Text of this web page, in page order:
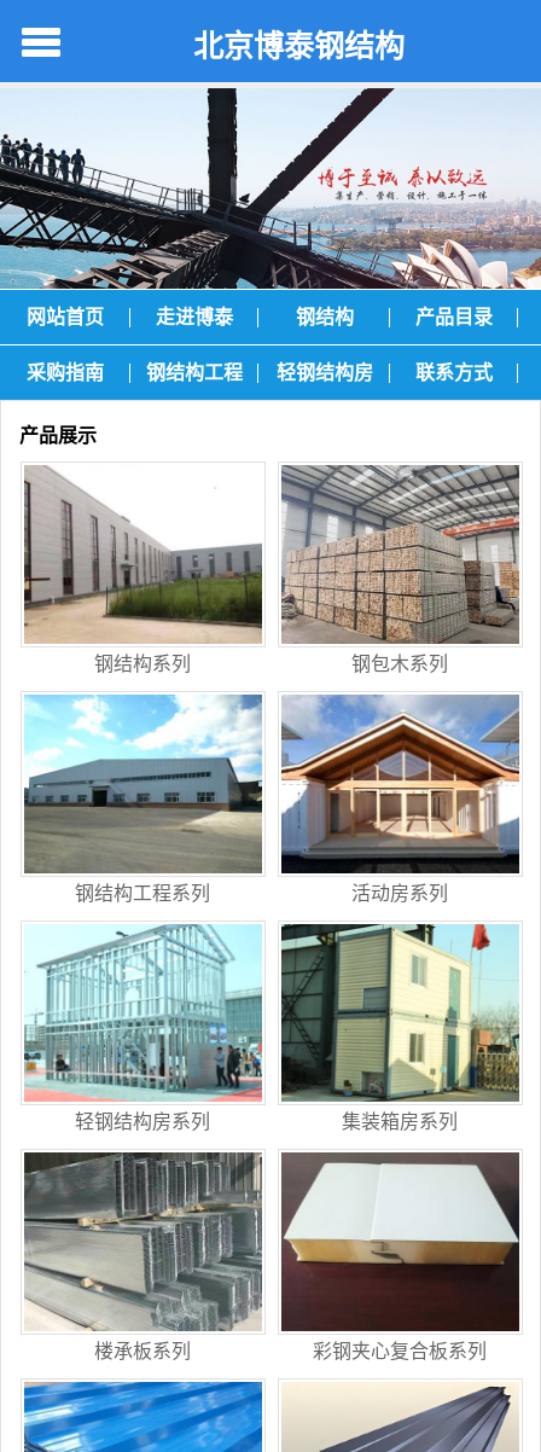
北京博泰钢结构
网站首页 走进博泰 钢结构 产品目录
采购指南 钢结构工程 轻钢结构房 联系方式
产品展示
钢结构系列 钢包木系列
钢结构工程系列 活动房系列
轻钢结构房系列 集装箱房系列
楼承板系列 彩钢夹心复合板系列